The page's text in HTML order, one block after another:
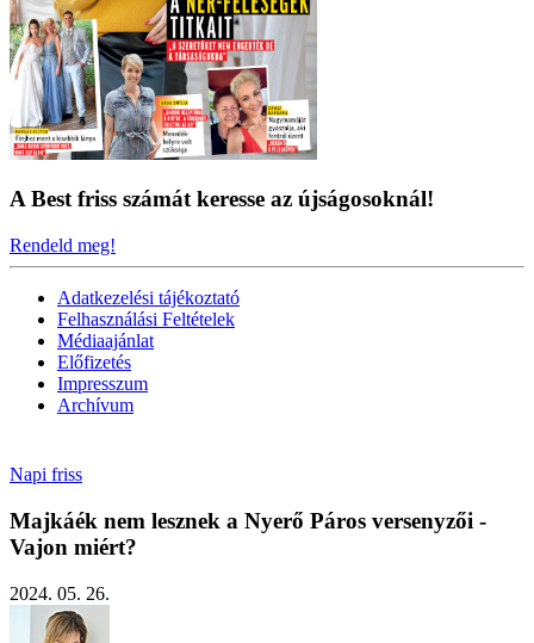
A Best friss számát keresse az újságosoknál!
Rendeld meg!
Adatkezelési tájékoztató
Felhasználási Feltételek
Médiaajánlat
Előfizetés
Impresszum
Archívum
Napi friss
Majkáék nem lesznek a Nyerő Páros versenyzői -
Vajon miért?
2024. 05. 26.